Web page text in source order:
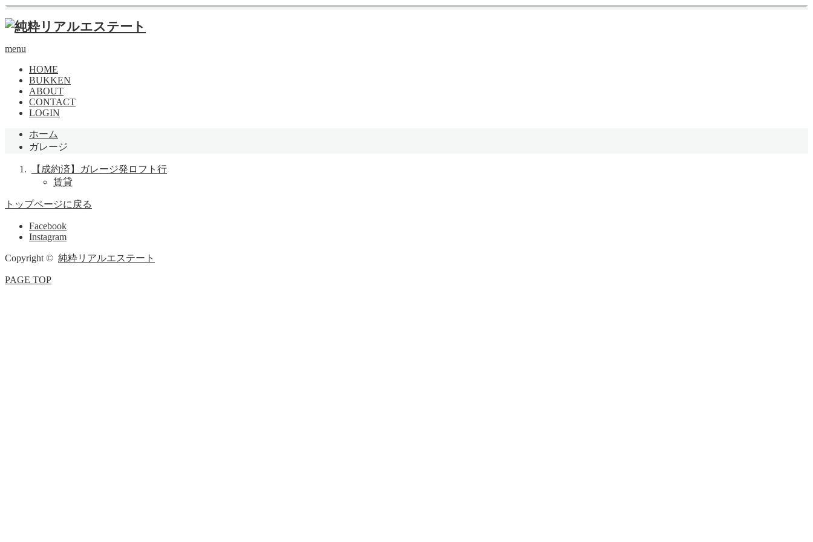
menu
HOME
BUKKEN
ABOUT
CONTACT
LOGIN
ホーム
ガレージ
【成約済】ガレージ発ロフト行
賃貸
トップページに戻る
Facebook
Instagram
Copyright © 純粋リアルエステート
PAGE TOP